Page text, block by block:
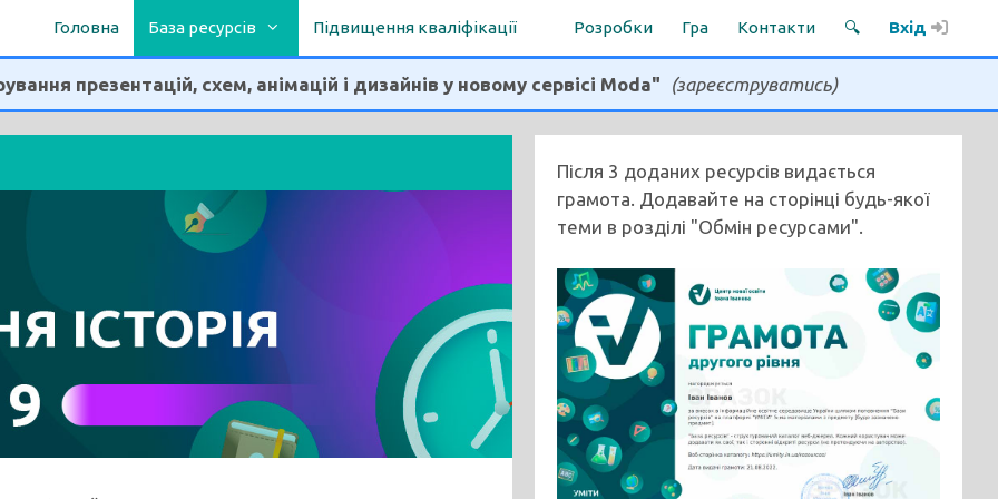
Головна База ресурсів Підвищення кваліфікації Розробки Гра Контакти 🔍 Вхід
презентацій, схем, анімацій і дизайнів у новому сервісі Moda" (зареєструватись)
Після 3 доданих ресурсів видається
грамота. Додавайте на сторінці будь-якої
теми в розділі "Обмін ресурсами".